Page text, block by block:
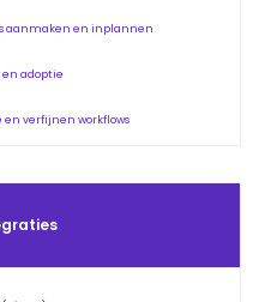
aanmaken en inplannen
adoptie
verfijnen workflows